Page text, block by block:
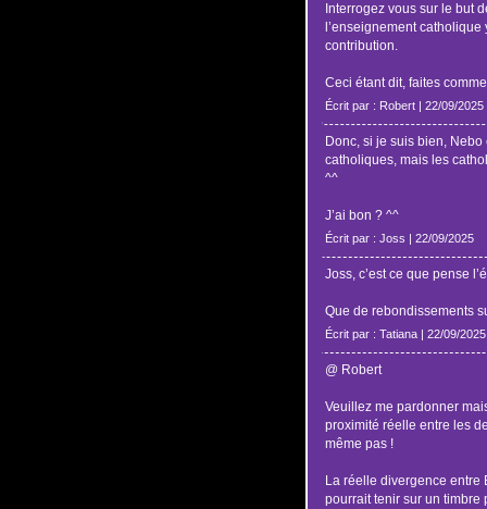
Interrogez vous sur le but
l’enseignement catholique
contribution.
Ceci étant dit, faites
Écrit par : Robert | 22/09/2025
Donc, si je suis bien,
catholiques, mais les
^^
J’ai bon ? ^^
Écrit par : Joss | 22/09/2025
Joss, c’est ce que pense
Que de rebondissements
Écrit par : Tatiana | 22/09/2025
@ Robert
Veuillez me pardonner
proximité réelle entre les
même pas !
La réelle divergence entre
pourrait tenir sur un timbre